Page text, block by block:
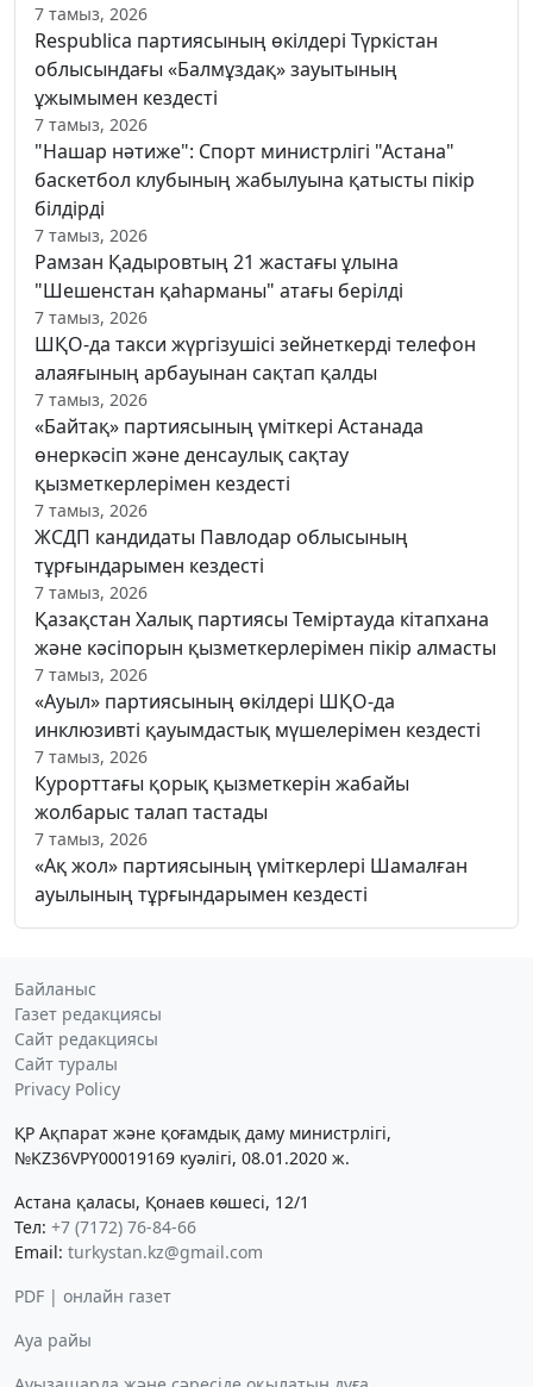
7 тамыз, 2026
Respublica партиясының өкілдері Түркістан
облысындағы «Балмұздақ» зауытының
ұжымымен кездесті
7 тамыз, 2026
"Нашар нәтиже": Спорт министрлігі "Астана"
баскетбол клубының жабылуына қатысты пікір
білдірді
7 тамыз, 2026
Рамзан Қадыровтың 21 жастағы ұлына
"Шешенстан қаһарманы" атағы берілді
7 тамыз, 2026
ШҚО-да такси жүргізушісі зейнеткерді телефон
алаяғының арбауынан сақтап қалды
7 тамыз, 2026
«Байтақ» партиясының үміткері Астанада
өнеркәсіп және денсаулық сақтау
қызметкерлерімен кездесті
7 тамыз, 2026
ЖСДП кандидаты Павлодар облысының
тұрғындарымен кездесті
7 тамыз, 2026
Қазақстан Халық партиясы Теміртауда кітапхана
және кәсіпорын қызметкерлерімен пікір алмасты
7 тамыз, 2026
«Ауыл» партиясының өкілдері ШҚО-да
инклюзивті қауымдастық мүшелерімен кездесті
7 тамыз, 2026
Курорттағы қорық қызметкерін жабайы
жолбарыс талап тастады
7 тамыз, 2026
«Ақ жол» партиясының үміткерлері Шамалған
ауылының тұрғындарымен кездесті
Байланыс
Газет редакциясы
Сайт редакциясы
Сайт туралы
Privacy Policy
ҚР Ақпарат және қоғамдық даму министрлігі,
№KZ36VPY00019169 куәлігі, 08.01.2020 ж.
Астана қаласы, Қонаев көшесі, 12/1
Тел: +7 (7172) 76-84-66
Email: turkystan.kz@gmail.com
PDF | онлайн газет
Ауа райы